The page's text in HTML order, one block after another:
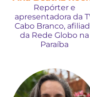
Repórter e
apresentadora da
Cabo Branco,
da Rede Globo na
Paraíba